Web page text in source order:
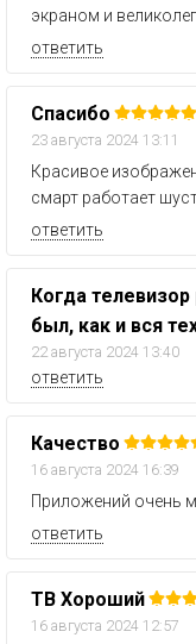
экраном и
ответить
Спасибо
23 августа 2024 13:11
Красивое
смарт работает
ответить
Когда
был, как и вся
22 августа 2024 13:40
ответить
Качество
16 августа 2024 16:39
Приложений очень
ответить
ТВ Хороший
16 августа 2024 12:57